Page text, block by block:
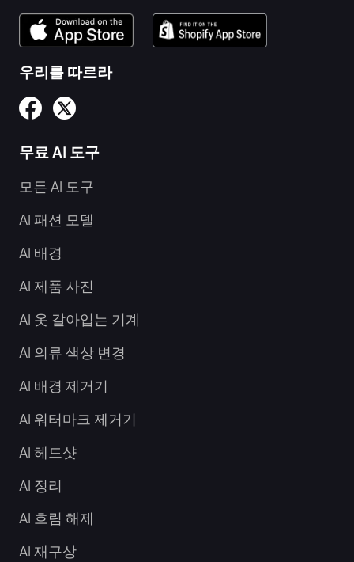
우리를 따르라
무료 AI 도구
모든 AI 도구
AI 패션 모델
AI 배경
AI 제품 사진
AI 옷 갈아입는 기계
AI 의류 색상 변경
AI 배경 제거기
AI 워터마크 제거기
AI 헤드샷
AI 정리
AI 흐림 해제
AI 재구상